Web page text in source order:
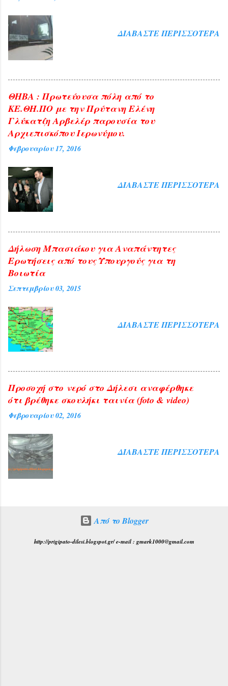
πολιτικής, αλλά και η άρνησή της να
ΔΙΑΒΆΣΤΕ ΠΕΡΙΣΣΌΤΕΡΑ
ΘΗΒΑ : Πρωτεύουσα πόλη από το
ΚΕ.ΘΗ.ΠΟ με την Πρύτανη Ελένη
Γλύκατζη Αρβελέρ παρουσία του
Αρχιεπισκόπου Ιερωνύμου.
Φεβρουαρίου 17, 2016
ΔΙΑΒΆΣΤΕ ΠΕΡΙΣΣΌΤΕΡΑ
Δήλωση Μπασιάκου για Αναπάντητες
Ερωτήσεις από τους Υπουργούς για τη
Βοιωτία
Σεπτεμβρίου 03, 2015
ΔΙΑΒΆΣΤΕ ΠΕΡΙΣΣΌΤΕΡΑ
Προσοχή στο νερό στο Δήλεσι αναφέρθηκε
ότι βρέθηκε σκουλήκι ταινία (foto & video)
Φεβρουαρίου 02, 2016
ΔΙΑΒΆΣΤΕ ΠΕΡΙΣΣΌΤΕΡΑ
Από το Blogger
http://prigipato-dilesi.blogspot.gr/ e-mail : gmark1000@gmail.com